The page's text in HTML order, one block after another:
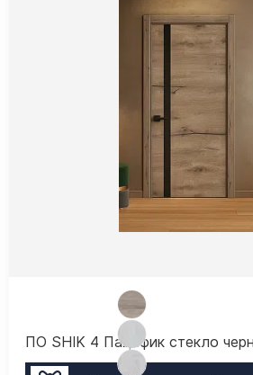
ПО SHIK 4 Пацифик стекло